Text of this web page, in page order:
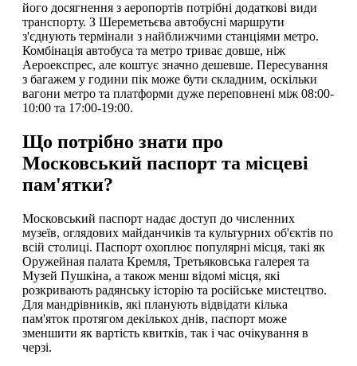
його досягнення з аеропортів потрібні додаткові види
транспорту. З Шереметьєва автобусні маршрути
з'єднують термінали з найближчими станціями метро.
Комбінація автобуса та метро триває довше, ніж
Аероекспрес, але коштує значно дешевше. Пересування
з багажем у години пік може бути складним, оскільки
вагони метро та платформи дуже переповнені між 08:00-
10:00 та 17:00-19:00.
Що потрібно знати про
Московський паспорт та місцеві
пам'ятки?
Московський паспорт надає доступ до численних
музеїв, оглядових майданчиків та культурних об'єктів по
всій столиці. Паспорт охоплює популярні місця, такі як
Оружейная палата Кремля, Третьяковська галерея та
Музей Пушкіна, а також менш відомі місця, які
розкривають радянську історію та російське мистецтво.
Для мандрівників, які планують відвідати кілька
пам'яток протягом декількох днів, паспорт може
зменшити як вартість квитків, так і час очікування в
черзі.